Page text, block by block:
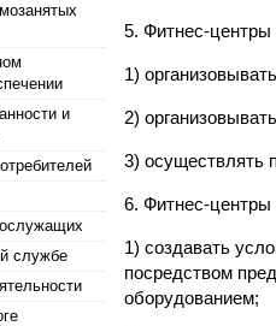
и
службе
5. Фитнес-центры
1)
2)
3) осуществлять
6. Фитнес-
1) создавать
посредством
оборудованием;